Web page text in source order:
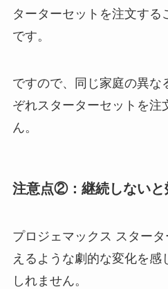
ターターセットを注文する
です。
ですので、同じ家庭の異な
ぞれスターターセットを注
ん。
注意点②：継続しないと
プロジェマックス スター
えるような劇的な変化を感
しれません。